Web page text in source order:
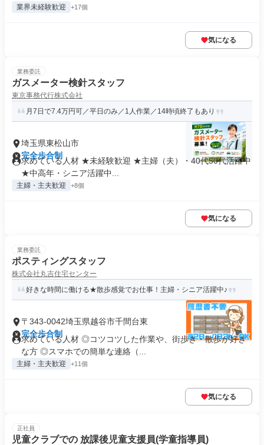
業界未経験歓迎 +17個
気になる
業務委託
ガスメーター検針スタッフ
東京事務代行株式会社
月7日で7.4万円可／平日のみ／1人作業／14時頃終了もあり
埼玉県東松山市
完全歩合制
求めている人材 ★未経験歓迎 ★主婦（夫）・40代50代活躍中
★中高年・シニア活躍中...
主婦・主夫歓迎 +8個
気になる
業務委託
ポスティングスタッフ
株式会社丸吉住宅センター
好きな時間に働ける★散歩感覚でお仕事！主婦・シニア活躍中♪
〒343-0042埼玉県越谷市千間台東
完全歩合制
求めている人材 ◎コツコツした作業や、街歩き・散歩が好き
な方 ◎スマホでの簡単な連絡（...
主婦・主夫歓迎 +11個
気になる
正社員
児童クラブでの 放課後児童支援員(学童指導員)